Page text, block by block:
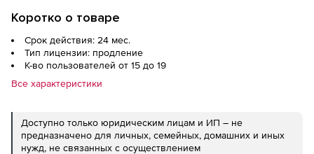
Коротко о товаре
Срок действия: 24 мес.
Тип лицензии: продление
К-во пользователей от 15 до 19
Все характеристики
Доступно только юридическим лицам и ИП – не
предназначено для личных, семейных, домашних и иных
нужд, не связанных с осуществлением